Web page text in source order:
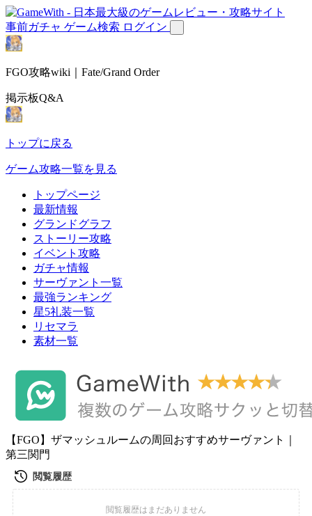
事前ガチャ ゲーム検索 ログイン
FGO攻略wiki｜Fate/Grand Order
掲示板Q&A
トップに戻る
ゲーム攻略一覧を見る
トップページ
最新情報
グランドグラフ
ストーリー攻略
イベント攻略
ガチャ情報
サーヴァント一覧
最強ランキング
星5礼装一覧
リセマラ
素材一覧
【FGO】ザマッシュルームの周回おすすめサーヴァント｜
第三関門